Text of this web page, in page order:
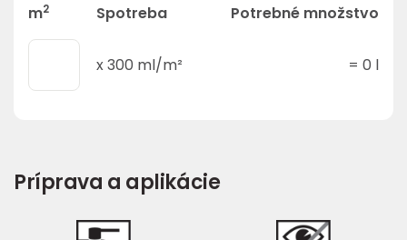
m2 Spotreba Potrebné množstvo
x300 ml/m² = 0 l
Príprava a aplikácie